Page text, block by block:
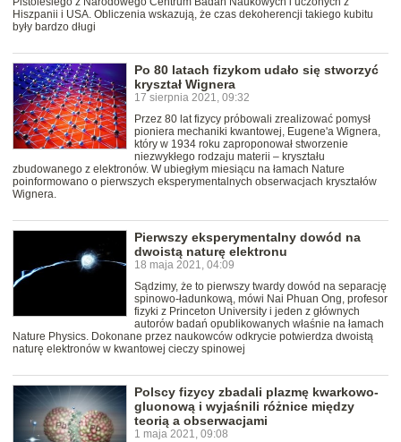
Hiszpanii i USA. Obliczenia wskazują, że czas dekoherencji takiego kubitu
były bardzo długi
Po 80 latach fizykom udało się stworzyć
kryształ Wignera
17 sierpnia 2021, 09:32
Przez 80 lat fizycy próbowali zrealizować pomysł
pioniera mechaniki kwantowej, Eugene'a Wignera,
który w 1934 roku zaproponował stworzenie
niezwykłego rodzaju materii – kryształu
zbudowanego z elektronów. W ubiegłym miesiącu na łamach Nature
poinformowano o pierwszych eksperymentalnych obserwacjach kryształów
Wignera.
Pierwszy eksperymentalny dowód na
dwoistą naturę elektronu
18 maja 2021, 04:09
Sądzimy, że to pierwszy twardy dowód na separację
spinowo-ładunkową, mówi Nai Phuan Ong, profesor
fizyki z Princeton University i jeden z głównych
autorów badań opublikowanych właśnie na łamach
Nature Physics. Dokonane przez naukowców odkrycie potwierdza dwoistą
naturę elektronów w kwantowej cieczy spinowej
Polscy fizycy zbadali plazmę kwarkowo-
gluonową i wyjaśnili różnice między
teorią a obserwacjami
1 maja 2021, 09:08